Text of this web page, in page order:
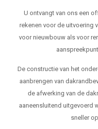
U ontvangt van ons een
rekenen voor de uitvoering
voor nieuwbouw als voor
De constructie van het
aanbrengen van
de afwerking van de
aaneensluitend uitgevoerd
sneller